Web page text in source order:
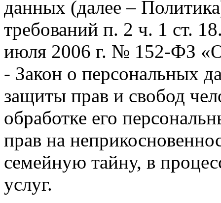
данных (далее –
требований п. 2 ч. 1 ст.
июля 2006 г. № 152-ФЗ
- Закон о персональных
защиты прав и свобод
обработке его
прав на
семейную тайну, в
услуг.